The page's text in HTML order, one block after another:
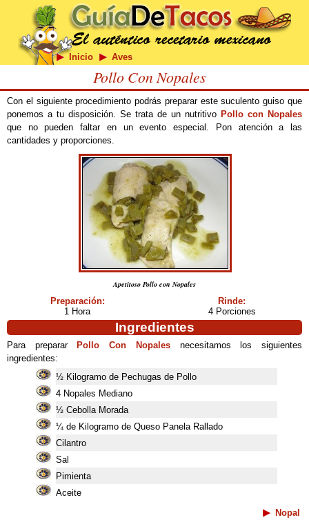
Inicio Aves
Pollo Con Nopales
Con el siguiente procedimiento podrás preparar este suculento guiso que
ponemos a tu disposición. Se trata de un nutritivo Pollo con Nopales
que no pueden faltar en un evento especial. Pon atención a las
cantidades y proporciones.
Apetitoso Pollo con Nopales
Preparación:
1 Hora
Rinde:
4 Porciones
Ingredientes
Para preparar Pollo Con Nopalesnecesitamos los siguientes
ingredientes:
½ Kilogramo de Pechugas de Pollo
4 Nopales Mediano
½ Cebolla Morada
¼ de Kilogramo de Queso Panela Rallado
Cilantro
Sal
Pimienta
Aceite
Nopal